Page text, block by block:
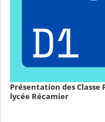
Présentation des Classe
lycée Récamier